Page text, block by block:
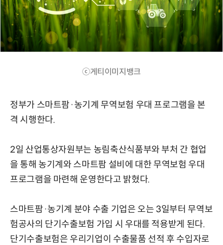
ⓒ게티이미지뱅크
정부가 스마트팜·농기계 무역보험 우대 프로그램을 본
격 시행한다.
2일 산업통상자원부는 농림축산식품부와 부처 간 협업
을 통해 농기계와 스마트팜 설비에 대한 무역보험 우대
프로그램을 마련해 운영한다고 밝혔다.
스마트팜·농기계 분야 수출 기업은 오는 3일부터 무역보
험공사의 단기수출보험 가입 시 우대를 적용받게 된다.
단기수출보험은 우리기업이 수출물품 선적 후 수입자로